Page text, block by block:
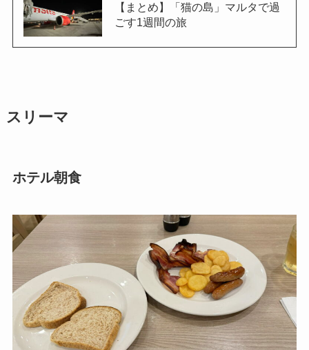
【まとめ】「猫の島」マルタで過
ごす1週間の旅
スリーマ
ホテル朝食